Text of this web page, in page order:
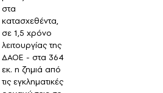
στα
κατασχεθέντα,
σε 1,5 χρόνο
λειτουργίας της
ΔΑΟΕ - στα 364
εκ. η ζημιά από
τις εγκληματικές